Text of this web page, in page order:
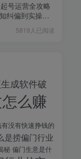
号运营全攻略
纠偏到实操落
5819人已阅读
成软件破
么赚
没有快速挣钱的
是捞偏门行业
秘 偏门生意是什